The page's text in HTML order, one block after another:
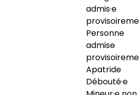
admis·e
Personne
admise
Apatride
Débouté·e